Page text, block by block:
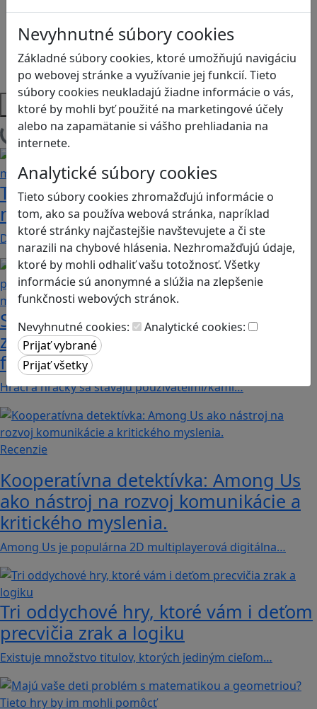
Nevyhnutné súbory cookies
Základné súbory cookies, ktoré umožňujú navigáciu
po webovej stránke a využívanie jej funkcií. Tieto
súbory cookies neukladajú žiadne informácie o vás,
ktoré by mohli byť použité na marketingové účely
alebo na zapamätanie si vášho prehliadania na
internete.
Analytické súbory cookies
Tieto súbory cookies zhromažďujú informácie o
tom, ako sa používa webová stránka, napríklad
ktoré stránky najčastejšie navštevujete a či ste
narazili na chybové hlásenia. Nezhromažďujú údaje,
ktoré by mohli odhaliť vašu totožnosť. Všetky
informácie sú anonymné a slúžia na zlepšenie
funkčnosti webových stránok.
Nevyhnutné cookies:
Analytické cookies:
Sociálne zručnosti a kooperácia
Strategické myslenie
Zdravie a pohyb
Platformy
Načítam blogy
Tick Tock: A Tale for Tw‪o je hra s
netradičnou mechanikou spolupráce
Dvaja hráči simultánne lúštia bizarné logické…
Stanete sa influencerom, keď budete
zdieľať iba pravdivé, nie alternatívne
fakty? Dozviete sa v hre Follow me
Hráči a hráčky sa stávajú používateľmi/kami…
Recenzie
Kooperatívna detektívka: Among Us
ako nástroj na rozvoj komunikácie a
kritického myslenia.
Among Us je populárna 2D multiplayerová digitálna…
Tri oddychové hry, ktoré vám i deťom
precvičia zrak a logiku
Existuje množstvo titulov, ktorých jediným cieľom…